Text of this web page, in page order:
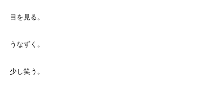
目を見る。
うなずく。
少し笑う。